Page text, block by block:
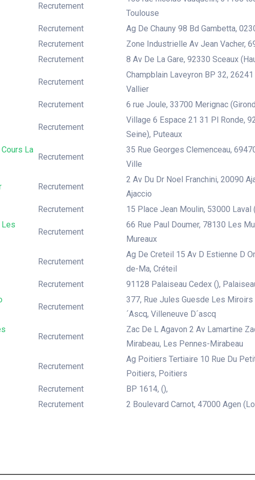
Recrutement
Toulouse
Recrutement
Ag De Chauny 98 Bd Gambetta,
Recrutement
Zone Industrielle Av Jean Vacher,
Recrutement 8 Av De La Gare, 92330 Sceaux
Recrutement
Champblain Laveyron BP 32,
Vallier
Recrutement 6 rue Joule, 33700 Merignac
Recrutement
Village 6 Espace 21 31 Pl Ronde,
Seine), Puteaux
La
Recrutement
35 Rue Georges Clemenceau,
Ville
Recrutement
2 Av Du Dr Noel Franchini, 20090
Ajaccio
Recrutement
15 Place Jean Moulin, 53000 Laval
Les
Recrutement
66 Rue Paul Doumer, 78130 Les
Mureaux
Recrutement
Ag De Creteil 15 Av D Estienne D
de-Ma, Créteil
Recrutement
91128 Palaiseau Cedex (),
Recrutement
377, Rue Jules Guesde Les Miroirs
´Ascq, Villeneuve D´ascq
Recrutement
Zac De L Agavon 2 Av Lamartine
Mirabeau, Les Pennes-Mirabeau
Recrutement
Ag Poitiers Tertiaire 10 Rue Du
Poitiers, Poitiers
Recrutement
BP 1614, (),
Recrutement 2 Boulevard Carnot, 47000 Agen